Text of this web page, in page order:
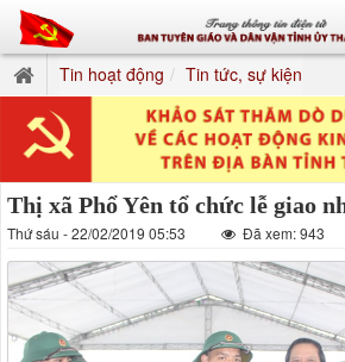
Tin hoạt động Tin tức, sự kiện
Thị xã Phổ Yên tổ chức lễ giao
Thứ sáu - 22/02/2019 05:53 Đã xem: 943